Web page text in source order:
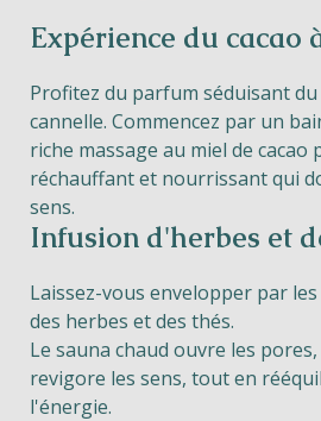
Expérience du cacao
Profitez du parfum séduisant du
cannelle. Commencez par un
riche massage au miel de
réchauffant et nourrissant qui
sens.
Infusion d'herbes et
Laissez-vous envelopper par
des herbes et des thés.
Le sauna chaud ouvre les
revigore les sens, tout en
l'énergie.